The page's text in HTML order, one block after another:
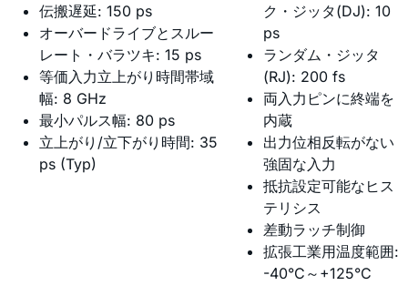
伝搬遅延: 150 ps
オーバードライブとスルー
レート・バラツキ: 15 ps
等価入力立上がり時間帯域
幅: 8 GHz
最小パルス幅: 80 ps
立上がり/立下がり時間: 35
ps (Typ)
ク・ジッタ(DJ): 10
ps
ランダム・ジッタ
(RJ): 200 fs
両入力ピンに終端を
内蔵
出力位相反転がない
強固な入力
抵抗設定可能なヒス
テリシス
差動ラッチ制御
拡張工業用温度範囲:
-40°C～+125°C